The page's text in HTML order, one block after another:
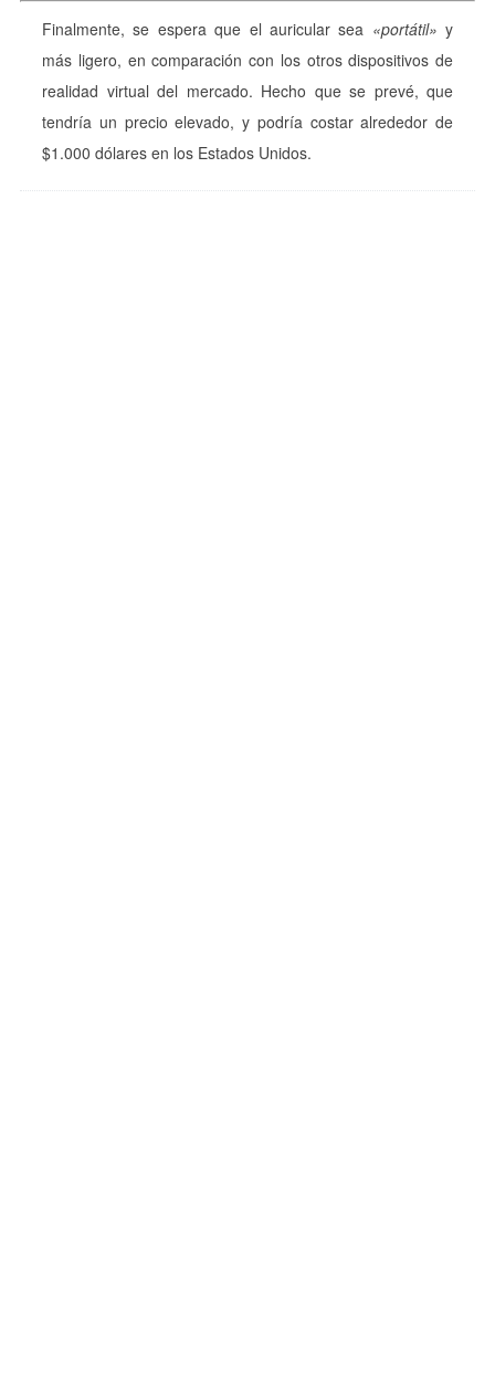
Finalmente, se espera que el auricular sea «portátil» y
más ligero, en comparación con los otros dispositivos de
realidad virtual del mercado. Hecho que se prevé, que
tendría un precio elevado, y podría costar alrededor de
$1.000 dólares en los Estados Unidos.